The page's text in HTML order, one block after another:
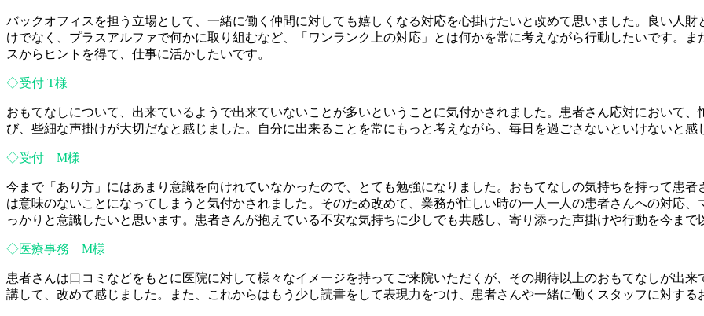
バックオフィスを担う立場として、一緒に働く仲間に対しても嬉しくなる対応を心掛けたいと改めて思いました。良い人
けでなく、プラスアルファで何かに取り組むなど、「ワンランク上の対応」とは何かを常に考えながら行動したいです。
スからヒントを得て、仕事に活かしたいです。
◇受付 T様
おもてなしについて、出来ているようで出来ていないことが多いということに気付かされました。患者さん応対において
び、些細な声掛けが大切だなと感じました。自分に出来ることを常にもっと考えながら、毎日を過ごさないといけないと感
◇受付 M様
今まで「あり方」にはあまり意識を向けれていなかったので、とても勉強になりました。おもてなしの気持ちを持って患
は意味のないことになってしまうと気付かされました。そのため改めて、業務が忙しい時の一人一人の患者さんへの対応
っかりと意識したいと思います。患者さんが抱えている不安な気持ちに少しでも共感し、寄り添った声掛けや行動を今まで
◇医療事務 M様
患者さんは口コミなどをもとに医院に対して様々なイメージを持ってご来院いただくが、その期待以上のおもてなしが出
講して、改めて感じました。また、これからはもう少し読書をして表現力をつけ、患者さんや一緒に働くスタッフに対する